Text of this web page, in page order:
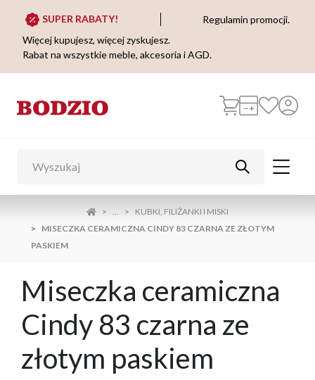
SUPER RABATY!
Regulamin promocji.
Więcej kupujesz, więcej zyskujesz.
Rabat na wszystkie meble, akcesoria i AGD.
...
KUBKI, FILIŻANKI I MISKI
MISECZKA CERAMICZNA CINDY 83 CZARNA ZE ZŁOTYM
PASKIEM
Miseczka ceramiczna
Cindy 83 czarna ze
złotym paskiem